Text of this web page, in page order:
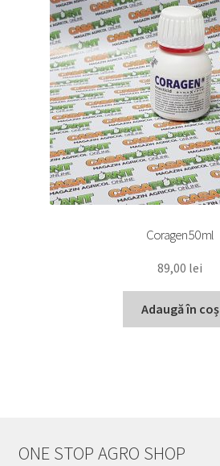
Coragen 50 ml
89,00 lei
Adaugă în coș
ONE STOP AGRO SHOP